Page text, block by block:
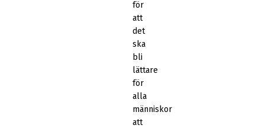
för
att
det
ska
bli
lättare
för
alla
människor
att